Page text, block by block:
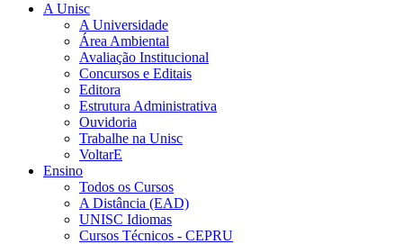
A Unisc
A Universidade
Área Ambiental
Avaliação Institucional
Concursos e Editais
Editora
Estrutura Administrativa
Ouvidoria
Trabalhe na Unisc
VoltarE
Ensino
Todos os Cursos
A Distância (EAD)
UNISC Idiomas
Cursos Técnicos - CEPRU